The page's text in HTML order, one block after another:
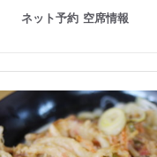
ネット予約 空席情報